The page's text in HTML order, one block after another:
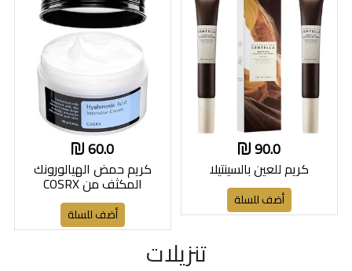
90.0
كريم للعين بالسينتيلا
أضف للسلة
60.0
كريم حمض الهيالورونك
المكثف من COSRX
أضف للسلة
تنزيلات